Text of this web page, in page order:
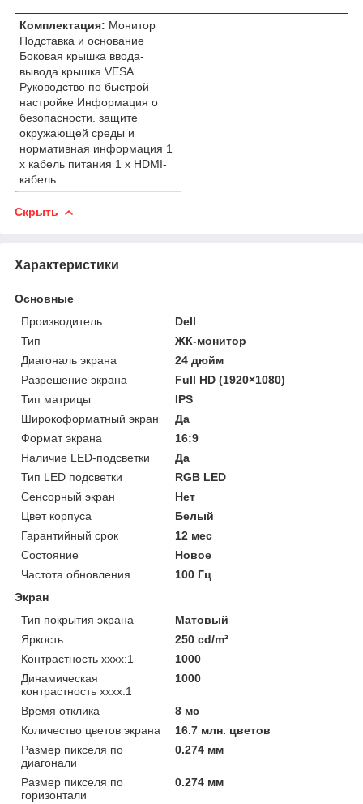
Комплектация: Монитор
Подставка и основание
Боковая крышка ввода-
вывода крышка VESA
Руководство по быстрой
настройке Информация о
безопасности. защите
окружающей среды и
нормативная информация 1
х кабель питания 1 х HDMI-
кабель
Скрыть
Характеристики
Основные
Производитель
Dell
Тип
ЖК-монитор
Диагональ экрана
24 дюйм
Разрешение экрана
Full HD (1920×1080)
Тип матрицы
IPS
Широкоформатный экран
Да
Формат экрана
16:9
Наличие LED-подсветки
Да
Тип LED подсветки
RGB LED
Сенсорный экран
Нет
Цвет корпуса
Белый
Гарантийный срок
12 мес
Состояние
Новое
Частота обновления
100 Гц
Экран
Тип покрытия экрана
Матовый
Яркость
250 cd/m²
Контрастность хххх:1
1000
Динамическая
контрастность хххх:1
1000
Время отклика
8 мс
Количество цветов экрана
16.7 млн. цветов
Размер пикселя по
диагонали
0.274 мм
Размер пикселя по
горизонтали
0.274 мм